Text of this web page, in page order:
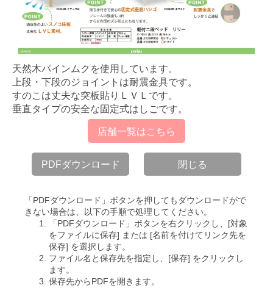
天然木パインムクを使用しています。
上段・下段のジョイントは耐震金具です。
すのこは丈夫な突板貼りＬＶＬです。
垂直タイプの安全な固定式はしごです。
店舗一覧はこちら
PDFダウンロード 閉じる
「PDFダウンロード」ボタンを押してもダウンロードがで
きない場合は、以下の手順で処理してください。
「PDFダウンロード」ボタンを右クリックし、[対象
をファイルに保存] または [名前を付けてリンク先を
保存] を選択します。
ファイル名と保存先を指定し、[保存] をクリックし
ます。
保存先からPDFを開きます。